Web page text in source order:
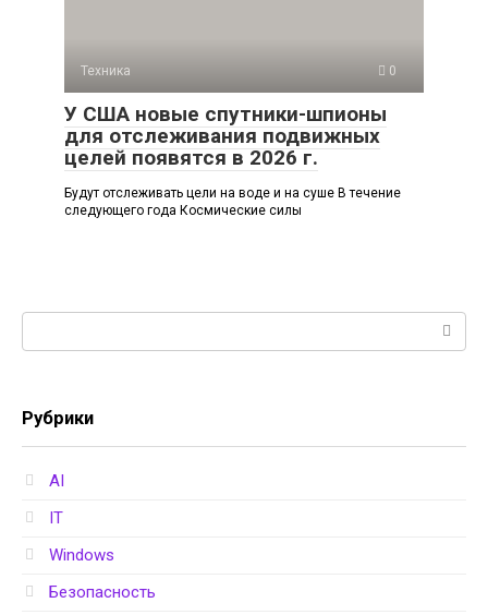
Техника 0
У США новые спутники-шпионы
для отслеживания подвижных
целей появятся в 2026 г.
Будут отслеживать цели на воде и на суше В течение
следующего года Космические силы
Рубрики
AI
IT
Windows
Безопасность